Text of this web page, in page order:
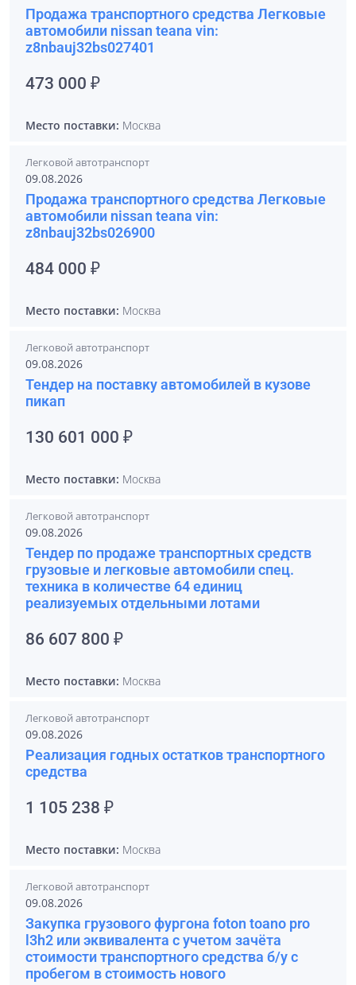
Продажа транспортного средства Легковые
автомобили nissan teana vin:
z8nbauj32bs027401
473 000 ₽
Место поставки: Москва
Легковой автотранспорт
09.08.2026
Продажа транспортного средства Легковые
автомобили nissan teana vin:
z8nbauj32bs026900
484 000 ₽
Место поставки: Москва
Легковой автотранспорт
09.08.2026
Тендер на поставку автомобилей в кузове
пикап
130 601 000 ₽
Место поставки: Москва
Легковой автотранспорт
09.08.2026
Тендер по продаже транспортных средств
грузовые и легковые автомобили спец.
техника в количестве 64 единиц
реализуемых отдельными лотами
86 607 800 ₽
Место поставки: Москва
Легковой автотранспорт
09.08.2026
Реализация годных остатков транспортного
средства
1 105 238 ₽
Место поставки: Москва
Легковой автотранспорт
09.08.2026
Закупка грузового фургона foton toano pro
l3h2 или эквивалента с учетом зачёта
стоимости транспортного средства б/у с
пробегом в стоимость нового